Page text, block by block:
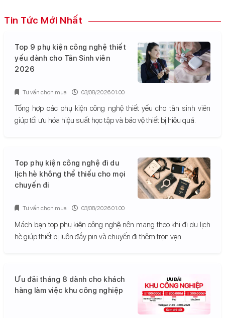
Tin Tức Mới Nhất
Top 9 phụ kiện công nghệ thiết
yếu dành cho Tân Sinh viên
2026
Tổng hợp các phụ kiện công nghệ thiết yếu cho tân sinh viên
giúp tối ưu hóa hiệu suất học tập và bảo vệ thiết bị hiệu quả.
Tư vấn chọn mua 03/08/2026 01:00
Top phụ kiện công nghệ đi du
lịch hè không thể thiếu cho mọi
chuyến đi
Mách bạn top phụ kiện công nghệ nên mang theo khi đi du lịch
hè giúp thiết bị luôn đầy pin và chuyến đi thêm trọn vẹn.
Tư vấn chọn mua 03/08/2026 01:00
Ưu đãi tháng 8 dành cho khách
hàng làm việc khu công nghiệp